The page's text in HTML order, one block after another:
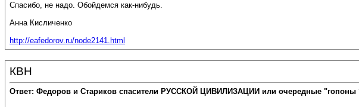
Спасибо, не надо. Обойдемся как-нибудь.
Анна Кисличенко
http://eafedorov.ru/node2141.html
КВН
Ответ: Федоров и Стариков спасители РУССКОЙ ЦИВИЛИЗАЦИИ или очередные "гопоны